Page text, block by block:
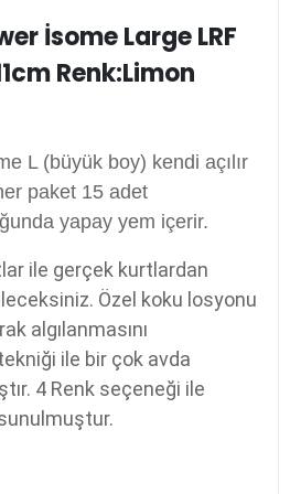
İsome Large LRF
Renk:Limon
L (büyük boy) kendi açılır
paket 15 adet
yapay yem içerir.
ile gerçek kurtlardan
Özel koku losyonu
algılanmasını
ile bir çok avda
4 Renk seçeneği ile